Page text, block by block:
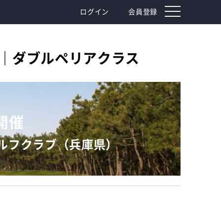
ログイン 会員登録
toggle
ダブルペリアクラス
催
フクラブ（兵庫県）